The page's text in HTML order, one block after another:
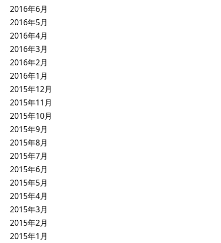
2016年6月
2016年5月
2016年4月
2016年3月
2016年2月
2016年1月
2015年12月
2015年11月
2015年10月
2015年9月
2015年8月
2015年7月
2015年6月
2015年5月
2015年4月
2015年3月
2015年2月
2015年1月